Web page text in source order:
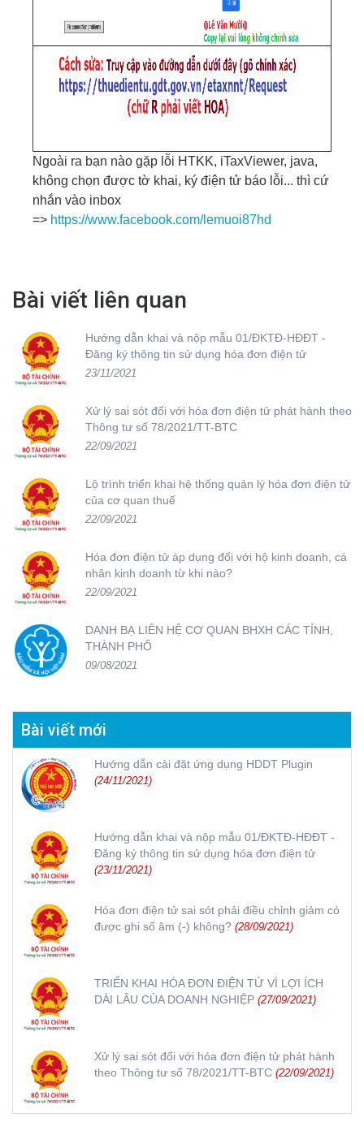
Ngoài ra bạn nào gặp lỗi HTKK, iTaxViewer, java,
không chọn được tờ khai, ký điện tử báo lỗi... thì cứ
nhắn vào inbox
=> https://www.facebook.com/lemuoi87hd
Bài viết liên quan
Hướng dẫn khai và nộp mẫu 01/ĐKTĐ-HĐĐT -
Đăng ký thông tin sử dụng hóa đơn điện tử
23/11/2021
Xử lý sai sót đối với hóa đơn điện tử phát hành theo
Thông tư số 78/2021/TT-BTC
22/09/2021
Lộ trình triển khai hệ thống quản lý hóa đơn điện tử
của cơ quan thuế
22/09/2021
Hóa đơn điện tử áp dụng đối với hộ kinh doanh, cá
nhân kinh doanh từ khi nào?
22/09/2021
DANH BẠ LIÊN HỆ CƠ QUAN BHXH CÁC TỈNH,
THÀNH PHỐ
09/08/2021
Bài viết mới
Hướng dẫn cài đặt ứng dụng HDDT Plugin
(24/11/2021)
Hướng dẫn khai và nộp mẫu 01/ĐKTĐ-HĐĐT -
Đăng ký thông tin sử dụng hóa đơn điện tử
(23/11/2021)
Hóa đơn điện tử sai sót phải điều chỉnh giảm có
được ghi số âm (-) không? (28/09/2021)
TRIỂN KHAI HÓA ĐƠN ĐIỆN TỬ VÌ LỢI ÍCH
DÀI LÂU CỦA DOANH NGHIỆP (27/09/2021)
Xử lý sai sót đối với hóa đơn điện tử phát hành
theo Thông tư số 78/2021/TT-BTC (22/09/2021)